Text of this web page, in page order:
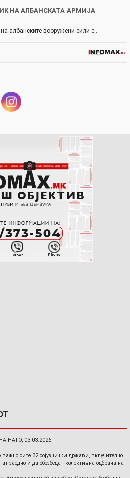
НА АЛБАНСКАТА АРМИЈА
албанските вооружени сили е…
НАТО, 03.03.2026
сите 32 сојузнички држави, вклучително
заедно и да обезбедат колективна одбрана на